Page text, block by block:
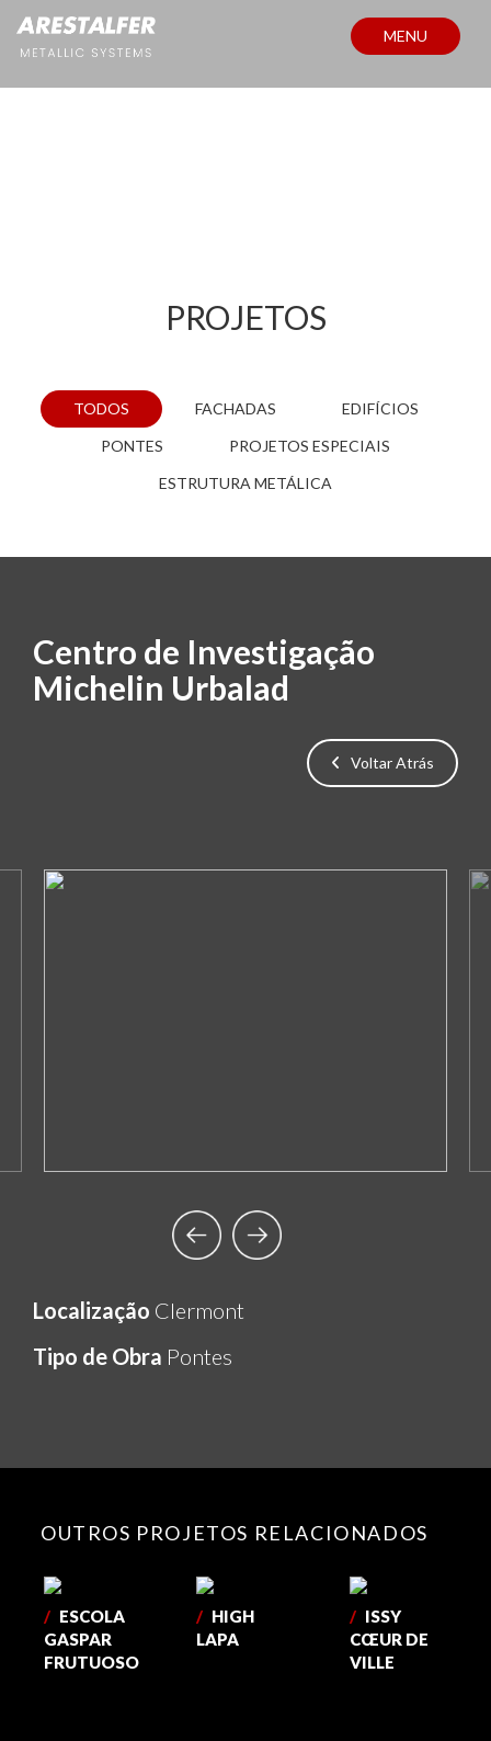
MENU
PROJETOS
TODOS FACHADAS
EDIFÍCIOS
PONTES
PROJETOS ESPECIAIS
ESTRUTURA METÁLICA
Centro de Investigação
Michelin Urbalad
Voltar Atrás
Localização Clermont
Tipo de Obra Pontes
OUTROS PROJETOS RELACIONADOS
/ ESCOLA
GASPAR
FRUTUOSO
/ HIGH
LAPA
/ ISSY
CŒUR DE
VILLE